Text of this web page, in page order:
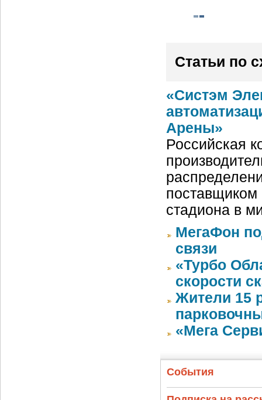
Статьи по
«Систэм
Арены»
Российская
поставщиком
стадиона в
МегаФон
связи
«Турбо
скорости
Жители 15
«Мега
События